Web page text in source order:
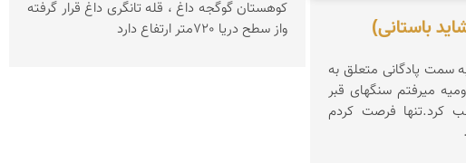
باستانی)
سمت پادگانی متعلق به
میرفتم سنگهای قبر
کرد.تنها فرصت کردم
کوهستان گوگجه داغ ، قله تانگری داغ قرار گرفته
واز سطح دریا 720متر ارتفاع دارد